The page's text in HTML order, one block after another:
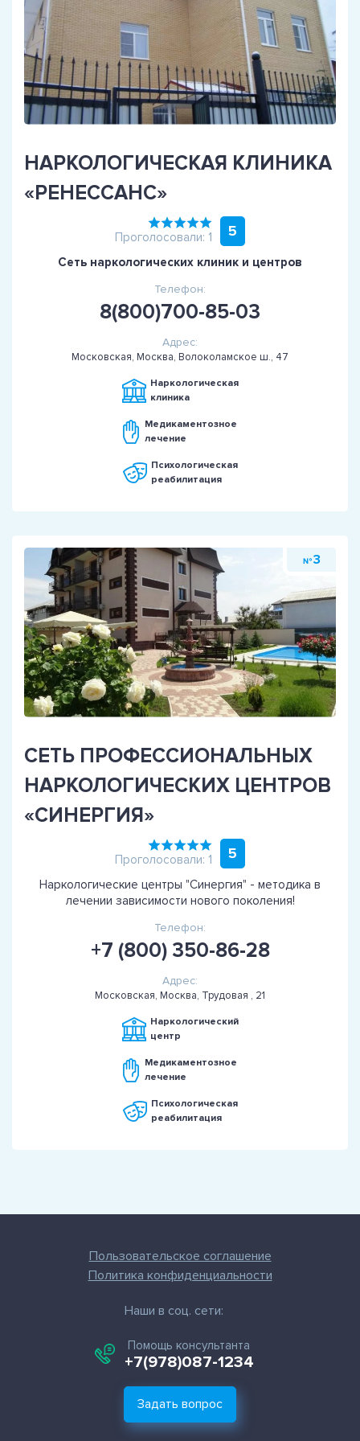
НАРКОЛОГИЧЕСКАЯ КЛИНИКА
«РЕНЕССАНС»
Проголосовали: 1 5
Сеть наркологических клиник и центров
Телефон:
8(800)700-85-03
Адрес:
Московская, Москва, Волоколамское ш., 47
Наркологическая
клиника
Медикаментозное
лечение
Психологическая
реабилитация
№ 3
СЕТЬ ПРОФЕССИОНАЛЬНЫХ
НАРКОЛОГИЧЕСКИХ ЦЕНТРОВ
«СИНЕРГИЯ»
Проголосовали: 1 5
Наркологические центры "Синергия" - методика в
лечении зависимости нового поколения!
Телефон:
+7 (800) 350-86-28
Адрес:
Московская, Москва, Трудовая , 21
Наркологический
центр
Медикаментозное
лечение
Психологическая
реабилитация
Пользовательское соглашение
Политика конфиденциальности
Наши в соц. сети:
Помощь консультанта
+7(978)087-1234
Задать вопрос